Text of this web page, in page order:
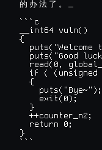
的 办 法 了 。
```c
__int64 vuln()
{
puts("Welcome
puts("Good
read(0,
if ( (unsigned
  {
    puts("Bye~");
    exit(0);
  }
  ++counter_n2;
  return 0;
}
```